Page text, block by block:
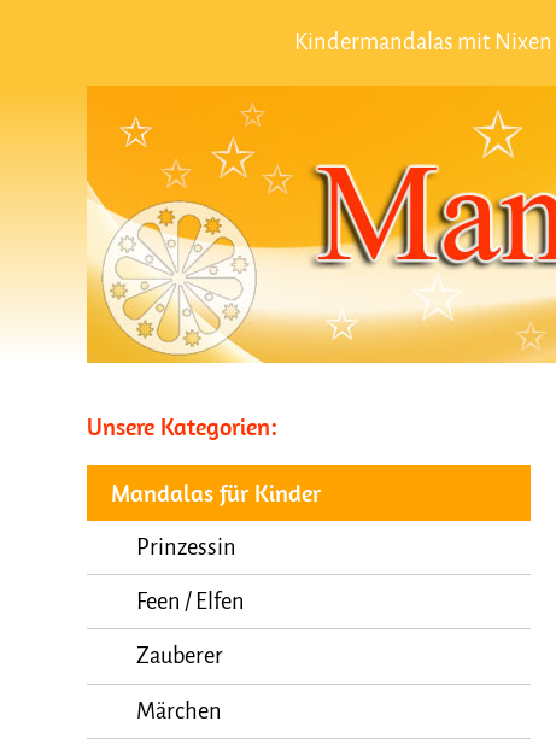
Kindermandalas mit
Unsere Kategorien:
Mandalas für Kinder
Prinzessin
Feen / Elfen
Zauberer
Märchen